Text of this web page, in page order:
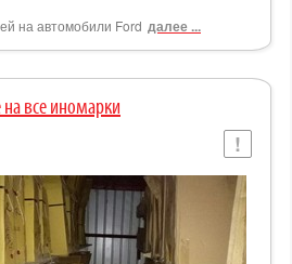
на автомобили Ford далее ...
все иномарки